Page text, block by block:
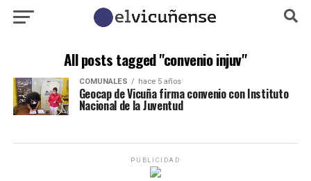
All posts tagged "convenio injuv"
COMUNALES hace 5 años
Geocap de Vicuña firma convenio con Instituto
Nacional de la Juventud
PUBLICIDAD